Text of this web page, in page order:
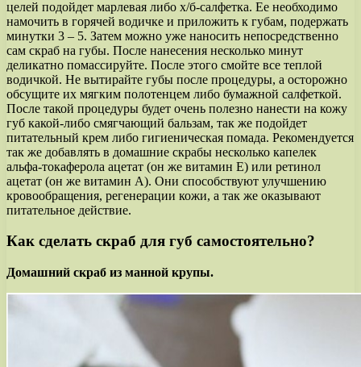
целей подойдет марлевая либо х/б-салфетка. Ее необходимо
намочить в горячей водичке и приложить к губам, подержать
минутки 3 – 5. Затем можно уже наносить непосредственно
сам скраб на губы. После нанесения несколько минут
деликатно помассируйте. После этого смойте все теплой
водичкой. Не вытирайте губы после процедуры, а осторожно
обсущите их мягким полотенцем либо бумажной салфеткой.
После такой процедуры будет очень полезно нанести на кожу
губ какой-либо смягчающий бальзам, так же подойдет
питательный крем либо гигиеническая помада. Рекомендуется
так же добавлять в домашние скрабы несколько капелек
альфа-токаферола ацетат (он же витамин E) или ретинол
ацетат (он же витамин A). Они способствуют улучшению
кровообращения, регенерации кожи, а так же оказывают
питательное действие.
Как сделать скраб для губ самостоятельно?
Домашний скраб из манной крупы.